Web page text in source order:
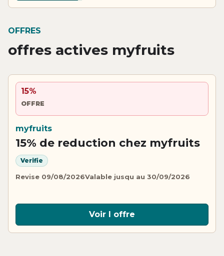
OFFRES
offres actives myfruits
15%
OFFRE
myfruits
15% de reduction chez myfruits
Verifie
Revise 09/08/2026Valable jusqu au 30/09/2026
Voir l offre